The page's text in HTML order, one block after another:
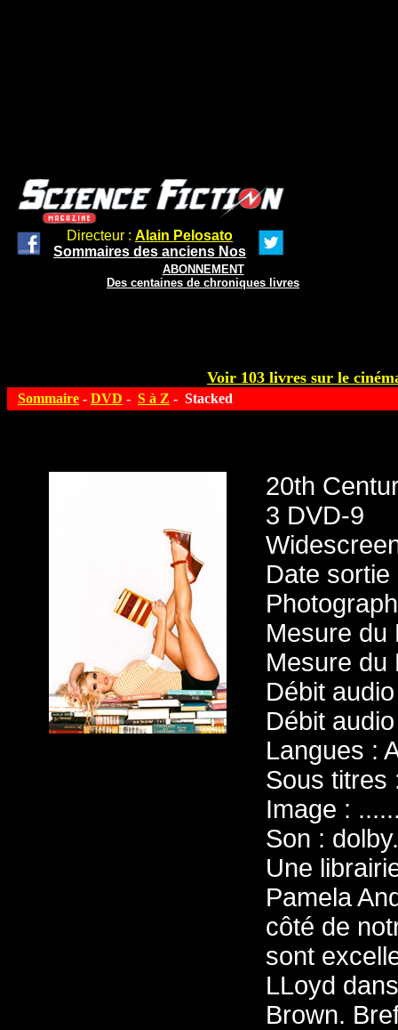
Directeur : Alain Pelosato
Sommaires des anciens Nos
ABONNEMENT
Des centaines de chroniques livres
Voir 103 livres sur le
Sommaire - DVD - S à Z - Stacked
20th
3 DVD-9
Date
Mesure du
Mesure du
Débit
Débit
Langues :
Sous titres
Image :
Son :
Une
Pamela
côté de
sont
LLoyd
Brown.